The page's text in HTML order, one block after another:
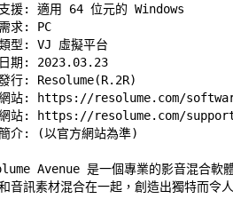
援: 適用 64 位元的 Windows
求: PC
型: VJ 虛擬平台
期: 2023.03.23
行: Resolume(R.2R)
站:
https://resolume.com/
站:
https://resolume.com/
Avenue 是一個專業的影音混合軟
音訊素材混合在一起，創造出獨特而令